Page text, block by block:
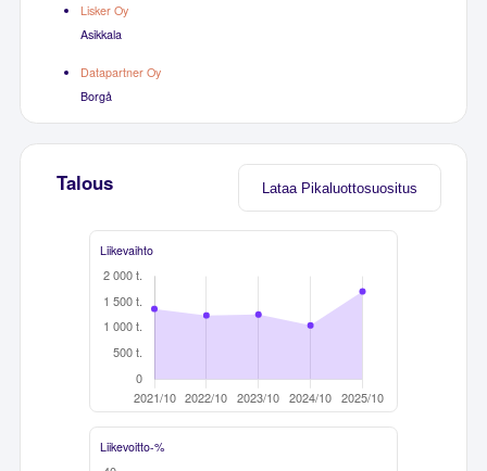
Lisker Oy
Asikkala
Datapartner Oy
Borgå
Lataa Pikaluottosuositus
Talous
Liikevaihto
Liikevoitto-%